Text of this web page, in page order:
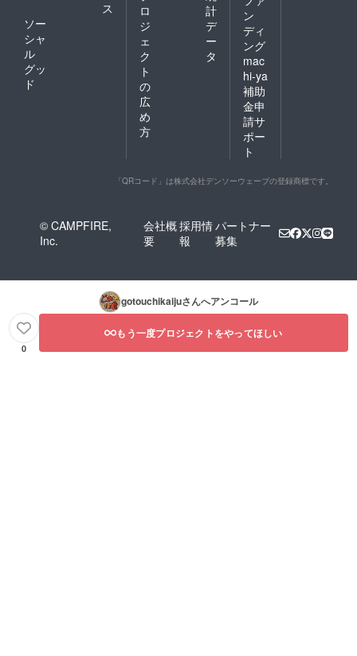
ス
ソー
シャ
ル
グッ
ド
ロ
ジ
ェ
ク
ト
の
広
め
方
計
デ
ー
タ
ン
ディ
ング
mac
hi-ya
補助
金申
請サ
ポー
ト
「QRコード」は株式会社デンソーウェーブの登録商標です。
© CAMPFIRE,
Inc.
会社概
要
採用情
報
パートナー
募集
gotouchikaijuさんへアンコール
0
もう一度プロジェクトをやってほしい